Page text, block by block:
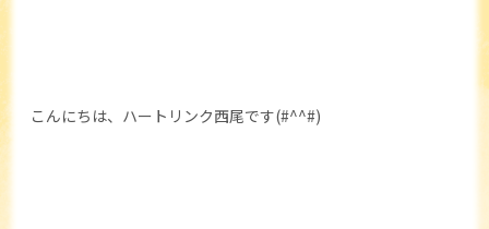
こんにちは、ハートリンク西尾です(#^^#)